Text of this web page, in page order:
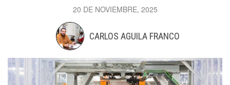
20 DE NOVIEMBRE, 2025
CARLOS AGUILA FRANCO